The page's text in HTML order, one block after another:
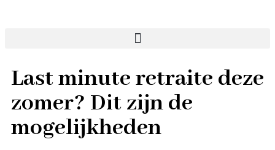
Last minute retraite deze
zomer? Dit zijn de
mogelijkheden